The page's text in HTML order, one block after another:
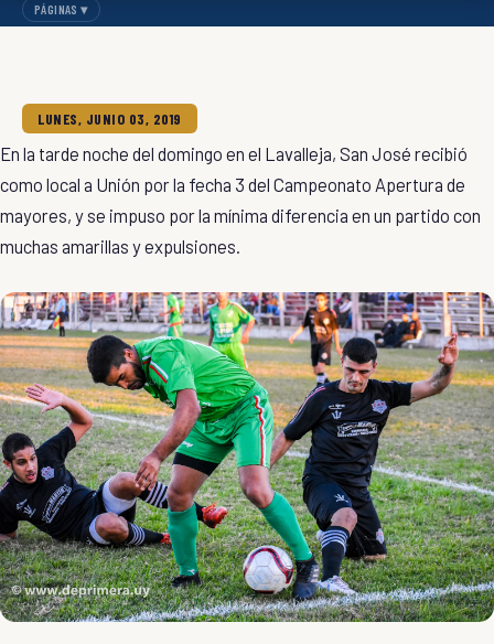
PÁGINAS ▾
LUNES, JUNIO 03, 2019
En la tarde noche del domingo en el Lavalleja, San José recibió
como local a Unión por la fecha 3 del Campeonato Apertura de
mayores, y se impuso por la mínima diferencia en un partido con
muchas amarillas y expulsiones.